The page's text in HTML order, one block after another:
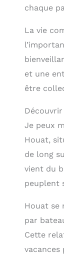
chaque
La vie
et une
être
Je peux
Houat,
de long
vient du
peuplent
Houat se
par
Cette
vacances